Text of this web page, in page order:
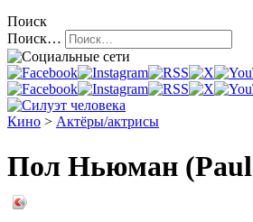
Поиск
Поиск…
Кино > Актёры/актрисы
Пол Ньюман (Paul